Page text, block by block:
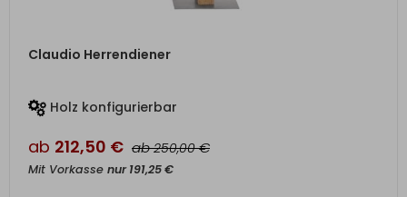
Claudio Herrendiener
Holz konfigurierbar
ab 212,50 € ab 250,00€
Mit Vorkasse nur191,25€